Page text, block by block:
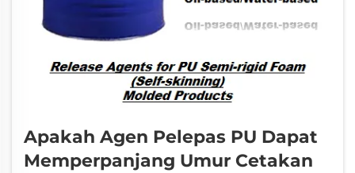
Apakah Agen Pelepas PU Dapat
Memperpanjang Umur Cetakan